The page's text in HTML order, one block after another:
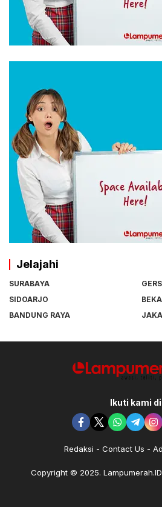
Jelajahi
SURABAYA
SIDOARJO
BANDUNG RAYA
Ikuti kami di
Redaksi Contact Us
Copyright © 2025.